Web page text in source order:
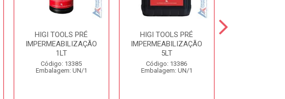
HIGI TOOLS PRÉ
IMPERMEABILIZAÇÃO
1LT
Código: 13385
Embalagem: UN/1
HIGI TOOLS PRÉ
IMPERMEABILIZAÇÃO
5LT
Código: 13386
Embalagem: UN/1